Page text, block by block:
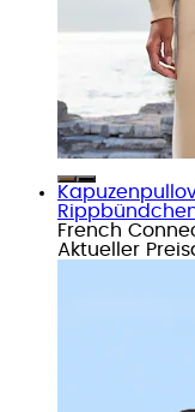
French
Aktueller Preis